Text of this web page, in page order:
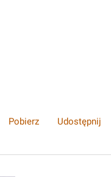
Pobierz Udostępnij